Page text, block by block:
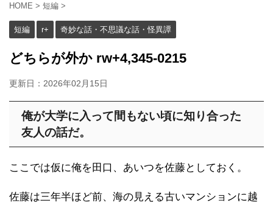
HOME > 短編 >
短編 r+ 奇妙な話・不思議な話・怪異譚
どちらが外か rw+4,345-0215
更新日： 2026年02月15日
俺が大学に入って間もない頃に知り合った
友人の話だ。
ここでは仮に俺を田口、あいつを佐藤としておく。
佐藤は三年半ほど前、海の見える古いマンションに越